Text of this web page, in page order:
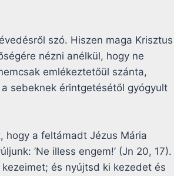
szó. Hiszen maga Krisztus
nézni anélkül, hogy ne
emlékeztetőül szánta,
sebeknek érintgetésétől gyógyult
hogy a feltámadt Jézus Mária
’Ne illess engem!’ (Jn 20, 17).
és nyújtsd ki kezedet és